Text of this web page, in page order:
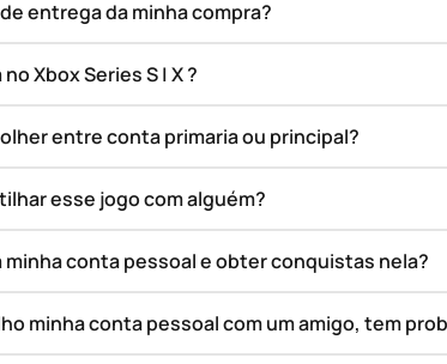
entrega da minha compra?
Xbox Series S | X ?
entre conta primaria ou principal?
esse jogo com alguém?
minha conta pessoal e obter conquistas nela?
minha conta pessoal com um amigo, tem